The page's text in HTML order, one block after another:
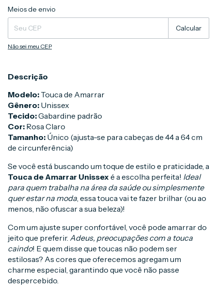
Entregas para o CEP:
Meios de envio
Calcular
Não sei meu CEP
Descrição
Modelo: Touca de Amarrar
Gênero: Unissex
Tecido:Gabardine padrão
Cor: Rosa Claro
Tamanho: Único (ajusta-se para cabeças de 44 a 64 cm
de circunferência)
Se você está buscando um toque de estilo e praticidade, a
Touca de Amarrar Unissex é a escolha perfeita! Ideal
para quem trabalha na área da saúde ou simplesmente
quer estar na moda , essa touca vai te fazer brilhar (ou ao
menos, não ofuscar a sua beleza)!
Com um ajuste super confortável, você pode amarrar do
jeito que preferir. Adeus, preocupações com a touca
caindo! E quem disse que toucas não podem ser
estilosas? As cores que oferecemos agregam um
charme especial, garantindo que você não passe
despercebido.